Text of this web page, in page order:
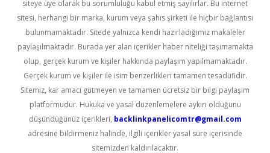
siteye üye olarak bu sorumluluğu kabul etmiş sayılırlar. Bu internet
sitesi, herhangi bir marka, kurum veya şahıs şirketi ile hiçbir bağlantısı
bulunmamaktadır. Sitede yalnızca kendi hazırladığımız makaleler
paylaşılmaktadır. Burada yer alan içerikler haber niteliği taşımamakta
olup, gerçek kurum ve kişiler hakkında paylaşım yapılmamaktadır.
Gerçek kurum ve kişiler ile isim benzerlikleri tamamen tesadüfidir.
Sitemiz, kar amacı gütmeyen ve tamamen ücretsiz bir bilgi paylaşım
platformudur. Hukuka ve yasal düzenlemelere aykırı olduğunu
düşündüğünüz içerikleri, backlinkpanelicomtr@gmail.com
adresine bildirmeniz halinde, ilgili içerikler yasal süre içerisinde
sitemizden kaldırılacaktır.